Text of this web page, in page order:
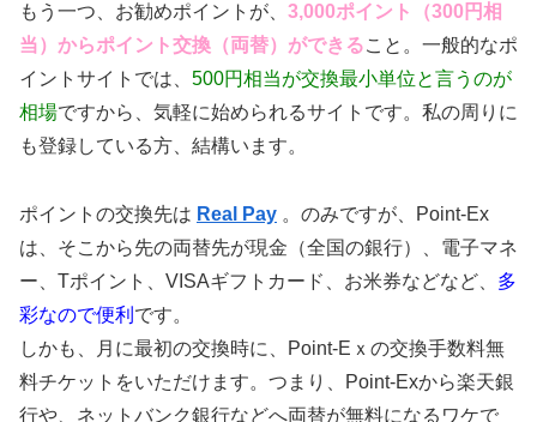
もう一つ、お勧めポイントが、 3,000ポイント（300円相
当）からポイント交換（両替）ができること。一般的なポ
イントサイトでは、 500円相当が交換最小単位と言うのが
相場ですから、気軽に始められるサイトです。私の周りに
も登録している方、結構います。
ポイントの交換先は Real Pay 。のみですが、Point-Ex
は、そこから先の両替先が現金（全国の銀行）、電子マネ
ー、Tポイント、VISAギフトカード、お米券などなど、 多
彩なので便利 です。
しかも、月に最初の交換時に、Point-Eｘの交換手数料無
料チケットをいただけます。つまり、Point-Exから楽天銀
行や、ネットバンク銀行などへ両替が無料になるワケで